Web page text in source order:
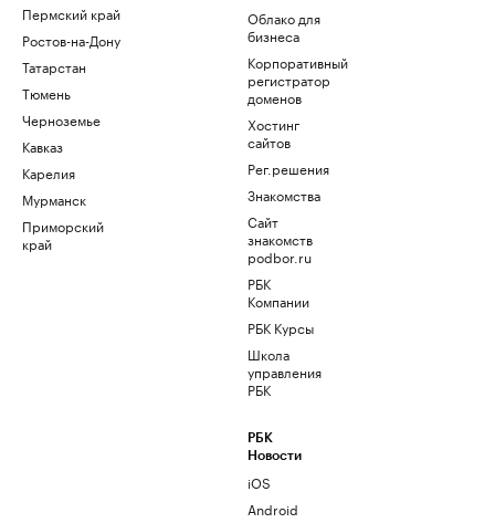
Пермский край
Ростов-на-Дону
Татарстан
Тюмень
Черноземье
Кавказ
Карелия
Мурманск
Приморский
край
Облако для
бизнеса
Корпоративный
регистратор
доменов
Хостинг
сайтов
Рег.решения
Знакомства
Сайт
знакомств
podbor.ru
РБК
Компании
РБК Курсы
Школа
управления
РБК
РБК
Новости
iOS
Android